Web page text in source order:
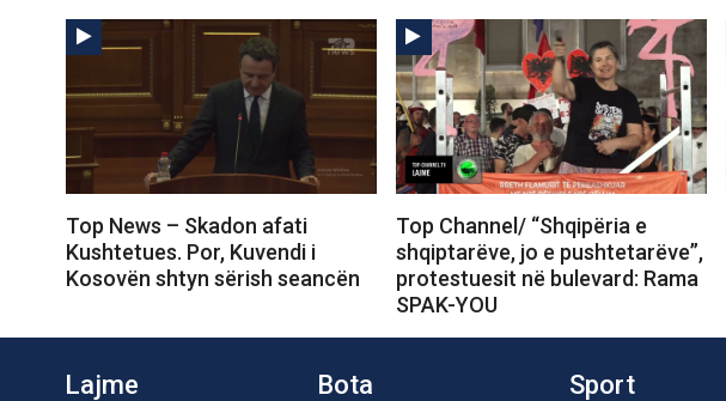
Top News – Skadon afati
Kushtetues. Por, Kuvendi i
Kosovën shtyn sërish seancën
Top Channel/ “Shqipëria e
shqiptarëve, jo e pushtetarëve”,
protestuesit në bulevard: Rama
SPAK-YOU
Lajme Bota Sport